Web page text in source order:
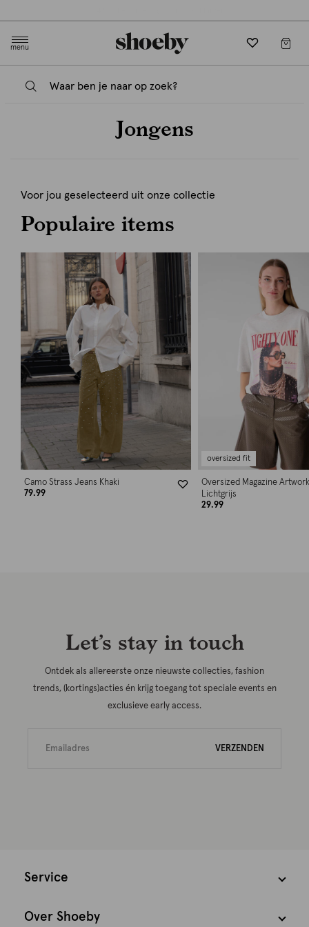
menu
Jongens
Voor jou geselecteerd uit onze collectie
Populaire items
Camo Strass Jeans Khaki
79.99
oversized fit
Oversized Magazine
Lichtgrijs
29.99
Let’s stay in touch
Ontdek als allereerste onze nieuwste collecties, fashion
trends, (kortings)acties én krijg toegang tot speciale events en
exclusieve early access.
VERZENDEN
Service
Over Shoeby